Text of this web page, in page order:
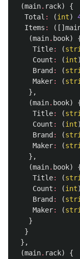
(main. rack)
{
Total : (int)
Items : ([]
(main. book)
Title: (
Count : (int)
Brand : (
Maker: (
},
(main. book)
Title: (
Count : (int)
Brand : (
Maker: (
},
(main. book)
Title: (
Count : (int)
Brand : (
Maker: (
}
}
},
(main. rack)
{